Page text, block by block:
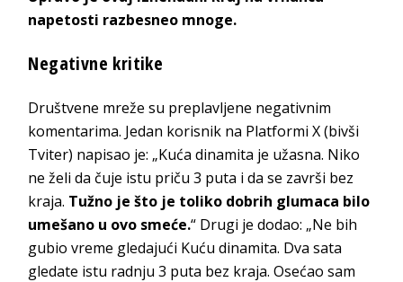
napetosti razbesneo mnoge.
Negativne kritike
Društvene mreže su preplavljene negativnim
komentarima. Jedan korisnik na Platformi X (bivši
Tviter) napisao je: „Kuća dinamita je užasna. Niko
ne želi da čuje istu priču 3 puta i da se završi bez
kraja. Tužno je što je toliko dobrih glumaca bilo
umešano u ovo smeće.“ Drugi je dodao: „Ne bih
gubio vreme gledajući Kuću dinamita. Dva sata
gledate istu radnju 3 puta bez kraja. Osećao sam